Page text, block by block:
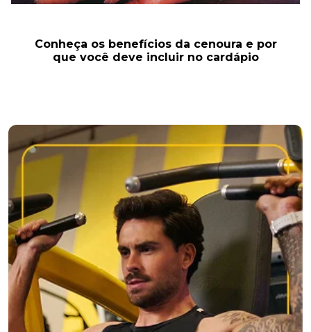
Conheça os benefícios da cenoura e por
que você deve incluir no cardápio